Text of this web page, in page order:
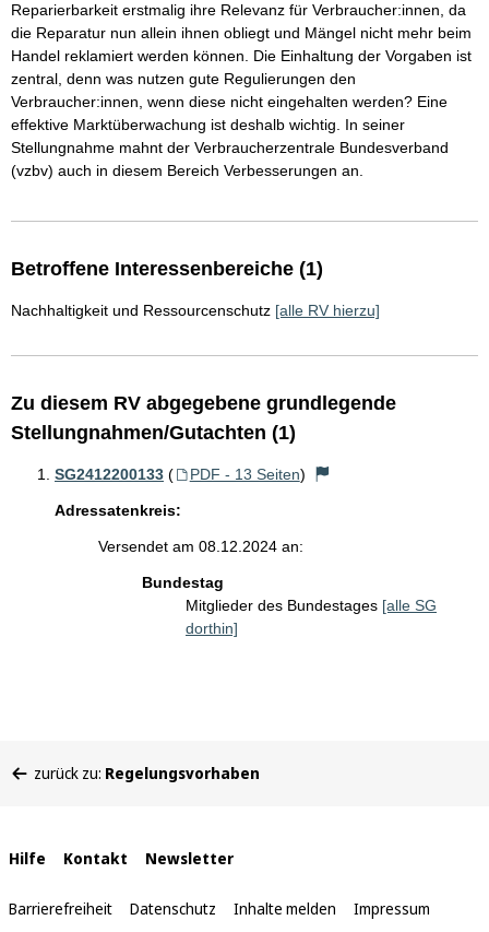
Reparierbarkeit erstmalig ihre Relevanz für Verbraucher:innen, da
die Reparatur nun allein ihnen obliegt und Mängel nicht mehr beim
Handel reklamiert werden können. Die Einhaltung der Vorgaben ist
zentral, denn was nutzen gute Regulierungen den
Verbraucher:innen, wenn diese nicht eingehalten werden? Eine
effektive Marktüberwachung ist deshalb wichtig. In seiner
Stellungnahme mahnt der Verbraucherzentrale Bundesverband
(vzbv) auch in diesem Bereich Verbesserungen an.
Betroffene Interessenbereiche (1)
Nachhaltigkeit und Ressourcenschutz [alle RV hierzu]
Zu diesem RV abgegebene grundlegende
Stellungnahmen/Gutachten (1)
SG2412200133 ( PDF - 13 Seiten)
Adressatenkreis:
Versendet am 08.12.2024 an:
Bundestag
Mitglieder des Bundestages [alle SG
dorthin]
befinden
zurück zu: Regelungsvorhaben
Interne
Links
Hilfe Kontakt Newsletter
Barrierefreiheit Datenschutz Inhalte melden Impressum